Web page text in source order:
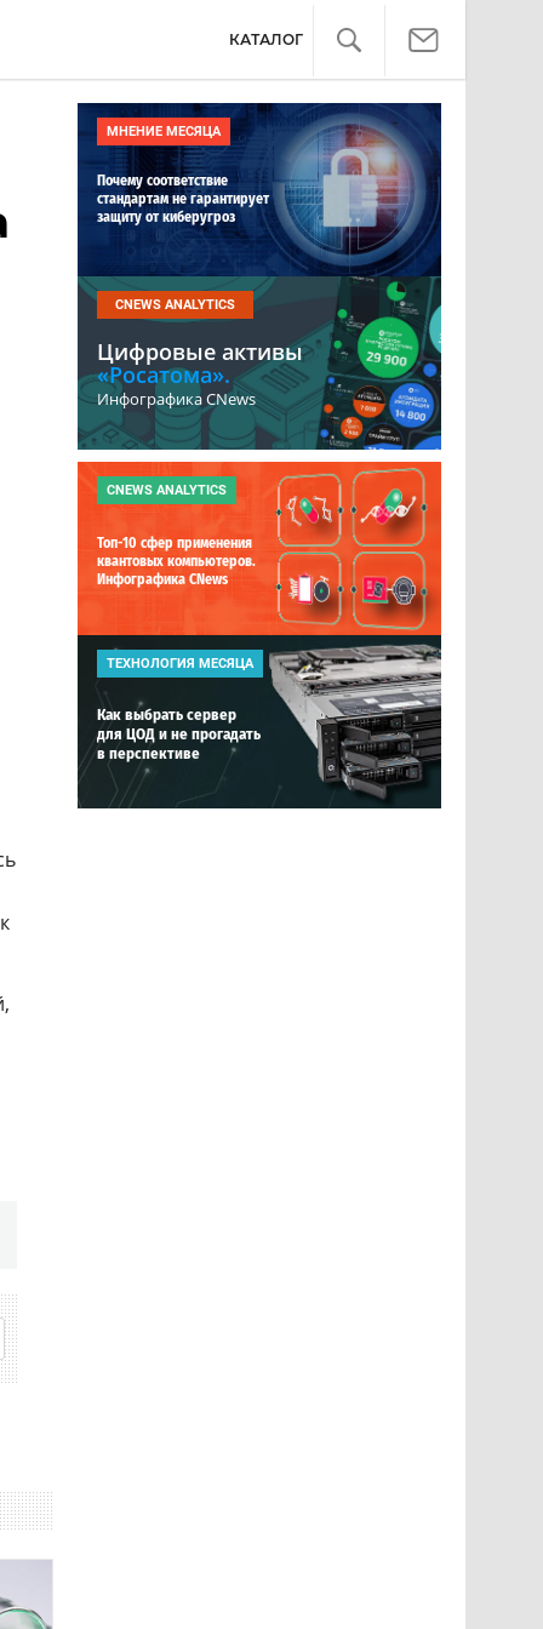
КАТАЛОГ
МНЕНИЕ МЕСЯЦА
Почему соответствие
стандартам не гарантирует
защиту от киберугроз
CNEWS ANALYTICS
Цифровые активы
«Росатома».
Инфографика CNews
CNEWS ANALYTICS
Топ-10 сфер применения
квантовых компьютеров.
Инфографика CNews
ТЕХНОЛОГИЯ МЕСЯЦА
Как выбрать сервер
для ЦОД и не прогадать
в перспективе